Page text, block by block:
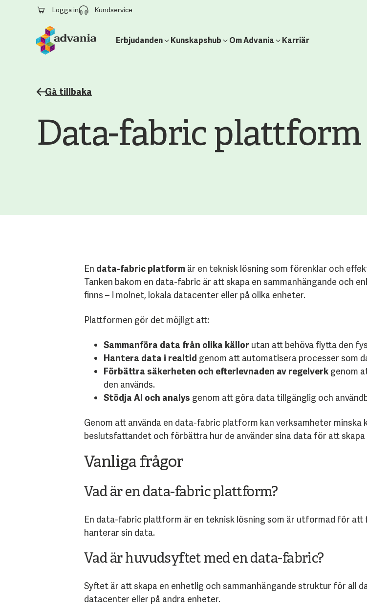
Logga in Kundservice
Erbjudanden Kunskapshub Om Advania Karriär
Gå tillbaka
Data-fabric plattform
En data-fabric platform är en teknisk lösning som förenklar och
Tanken bakom en data-fabric är att skapa en sammanhängande och
finns – i molnet, lokala datacenter eller på olika enheter.
Plattformen gör det möjligt att:
Sammanföra data från olika källor utan att behöva flytta den
Hantera data i realtid genom att automatisera processer som
Förbättra säkerheten och efterlevnaden av regelverk genom
den används.
Stödja AI och analys genom att göra data tillgänglig och
Genom att använda en data-fabric platform kan verksamheter minska
beslutsfattandet och förbättra hur de använder sina data för att skapa
Vanliga frågor
Vad är en data-fabric plattform?
En data-fabric plattform är en teknisk lösning som är utformad för
hanterar sin data.
Vad är huvudsyftet med en data-fabric?
Syftet är att skapa en enhetlig och sammanhängande struktur för all
datacenter eller på andra enheter.